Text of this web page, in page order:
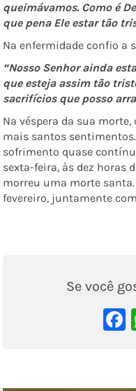
queimávamos. Como é
que pena Ele estar tão
Na enfermidade confio a
“Nosso Senhor ainda
que esteja assim tão
sacrifícios que posso
Na véspera da sua
mais santos
sofrimento quase
sexta-feira, às dez horas
morreu uma morte santa.
fevereiro, juntamente
Se você